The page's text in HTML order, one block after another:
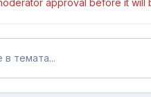
approval before it will
в темата...